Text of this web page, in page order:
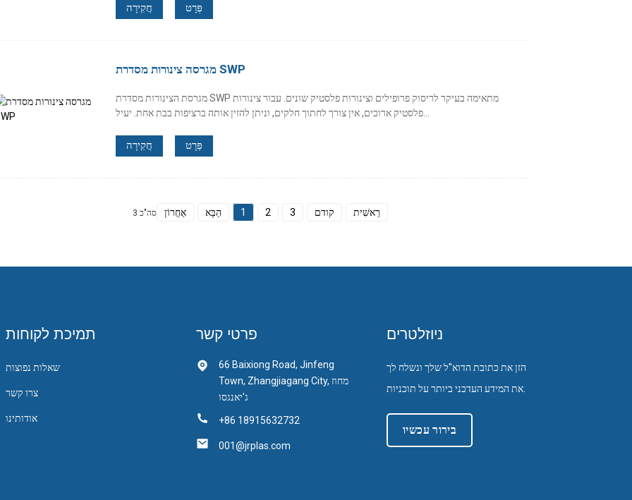
חֲקִירָה פְּרָט
מגרסה צינורות מסדרת SWP
מגרסת הצינורות מסדרת SWP מתאימה בעיקר לריסוק פרופילים וצינורות פלסטיק שונים. עבור צינורות
פלסטיק ארוכים, אין צורך לחתוך חלקים, וניתן להזין אותה ברציפות בבת אחת. יעיל...
חֲקִירָה פְּרָט
רֵאשִׁית קודם 1 2 3 הַבָּא אַחֲרוֹן סה"כ 3
תמיכת לקוחות
שאלות נפוצות
צרו קשר
אודותינו
פרטי קשר
66 Baixiong Road, Jinfeng
Town, Zhangjiagang City, מחוז
ג'יאנגסו
+86 18915632732
001@jrplas.com
ניוזלטרים
הזן את כתובת הדוא"ל שלך ונשלח לך
בירור עכשיו